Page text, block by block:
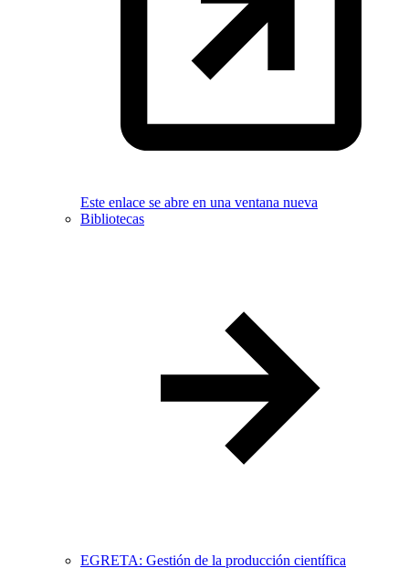
Este enlace se abre en una ventana nueva
Bibliotecas
EGRETA: Gestión de la producción científica